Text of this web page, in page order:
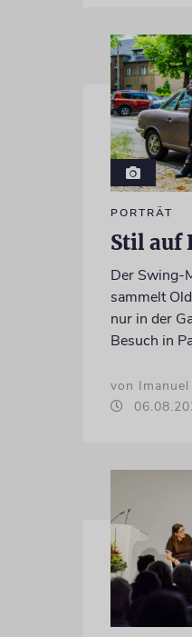
PORTRÄT
Stil auf
Der Swing-
sammelt
nur in der
Besuch in
von